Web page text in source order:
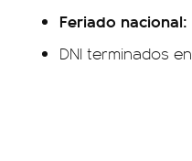
Feriado
DNI terminados